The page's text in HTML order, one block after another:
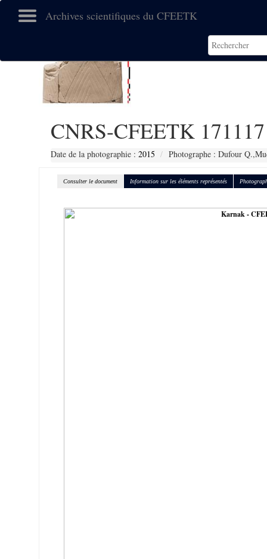
Archives scientifiques du CFEETK
CNRS-CFEETK 171117
Date de la photographie : 2015 Photographe : Dufour
Consulter le document Information sur les éléments représentés